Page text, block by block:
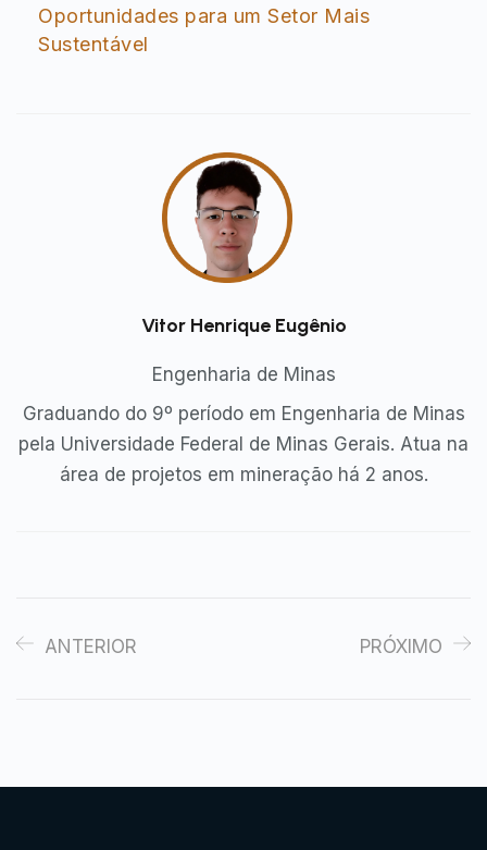
Oportunidades para um Setor Mais
Sustentável
Vitor Henrique Eugênio
Engenharia de Minas
Graduando do 9º período em Engenharia de Minas
pela Universidade Federal de Minas Gerais. Atua na
área de projetos em mineração há 2 anos.
ANTERIOR PRÓXIMO